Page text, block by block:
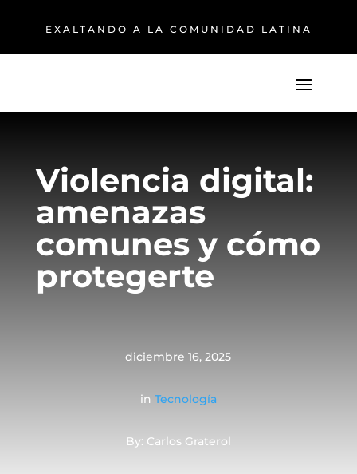
EXALTANDO A LA COMUNIDAD LATINA
Violencia digital:
amenazas
comunes y cómo
protegerte
diciembre 16, 2025
in Tecnología
By: Carlos Graterol